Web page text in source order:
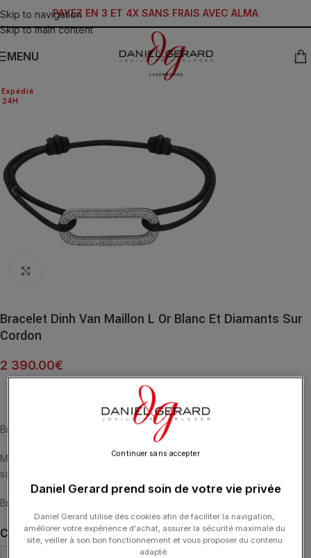
Skip to navigation
Skip to main content
PAYEZ EN 3 ET 4X SANS FRAIS AVEC ALMA
MENU
24H
Expédié
Bracelet Dinh Van Maillon L Or Blanc Et Diamants Sur
Cordon
2 390.00€
Bracelet Maillon or blanc de Dinh Van sur cordon avec diamants
Maîtrise des équilibres et harmonie des volumes, Maillon illustre le
savoir-faire du Joaillier.
Bracelet résolument mixte!
COULEUR DU CORDON
Daniel Gerard prend soin de votre vie privée
Daniel Gerard utilise des cookies afin de faciliter la navigation,
améliorer votre expérience d'achat, assurer la sécurité maximale du
site, veiller à son bon fonctionnement et vous proposer du contenu
adapté.
Continuer sans accepter